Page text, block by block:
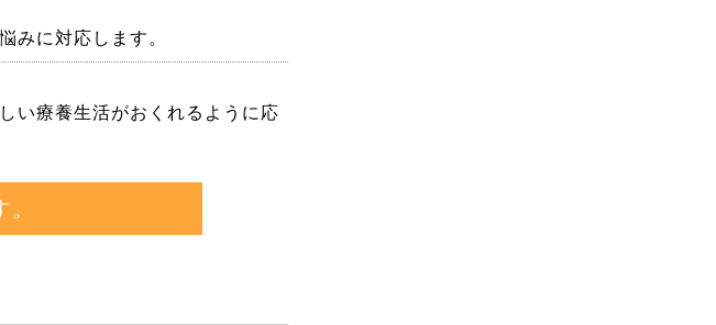
みに対応します。
い療養生活がおくれるように応